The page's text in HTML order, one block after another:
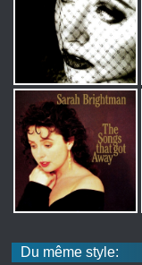
Du même style: